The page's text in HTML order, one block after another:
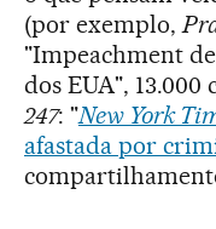
(por exemplo,
"Impeachment
dos EUA",
247: "New York
afastada por